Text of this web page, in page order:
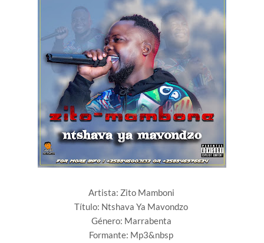
Artista: Zito Mamboni
Título: Ntshava Ya Mavondzo
Género: Marrabenta
Formante: Mp3&nbsp